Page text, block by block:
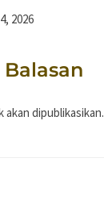
2026
akan dipublikasikan.